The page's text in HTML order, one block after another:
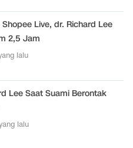
Live, dr. Richard Lee
2,5 Jam
lalu
Lee Saat Suami Berontak
lalu